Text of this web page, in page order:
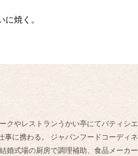
焼く。
クやレストランうかい亭にてパティシ
に携わる。 ジャパンフードコーディ
婚式場の厨房で調理補助、食品メーカ